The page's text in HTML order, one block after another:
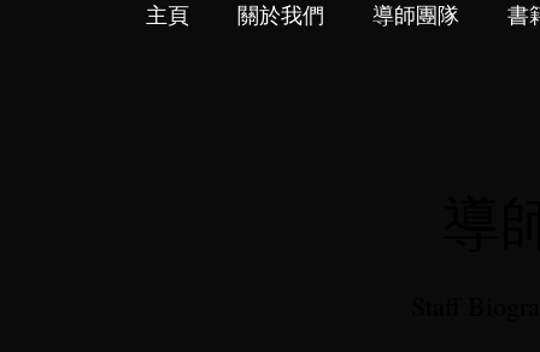
主頁 關於我們 導師團隊 書